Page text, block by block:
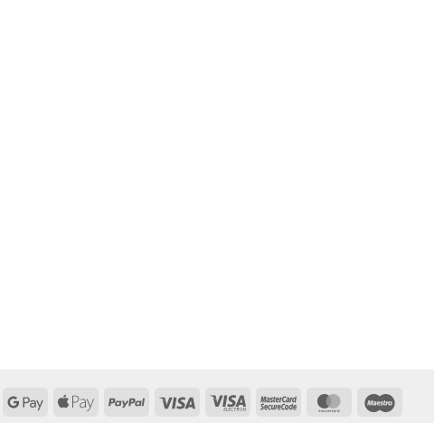
Google Apple
PayPal Visa
Visa
MasterCardMasterCard